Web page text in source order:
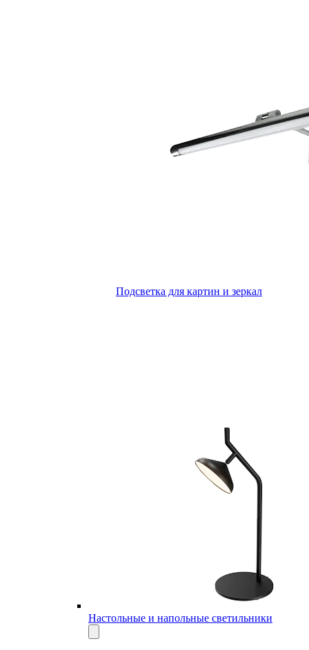
Подсветка для картин и зеркал
Настольные и напольные светильники